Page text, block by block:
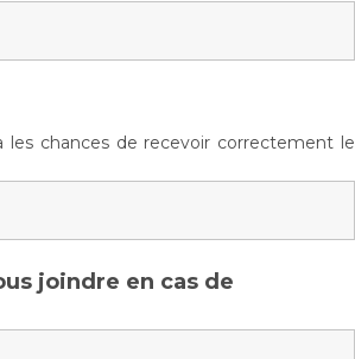
chances de recevoir correctement le
joindre en cas de